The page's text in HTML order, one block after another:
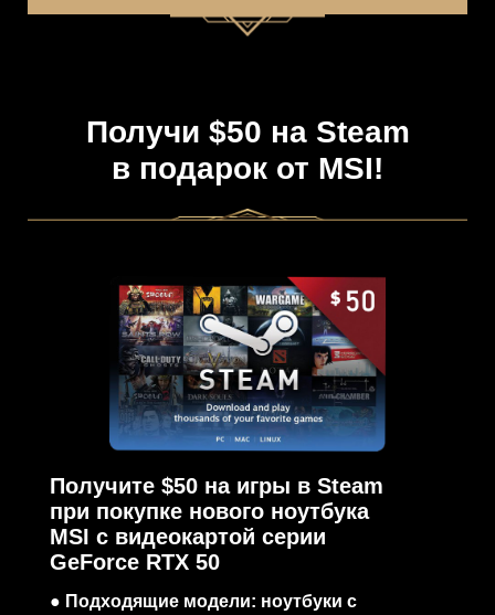
Получи $50 на Steam
в подарок от MSI!
Получите $50 на игры в Steam
при покупке нового ноутбука
MSI с видеокартой серии
GeForce RTX 50
● Подходящие модели: ноутбуки с